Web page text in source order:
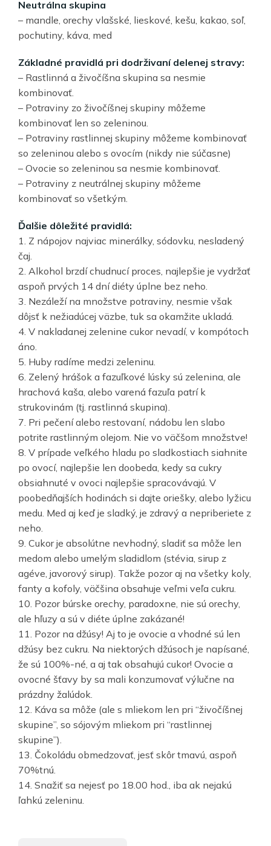
Neutrálna skupina
– mandle, orechy vlašské, lieskové, kešu, kakao, soľ,
pochutiny, káva, med
Základné pravidlá pri dodrživaní delenej stravy:
– Rastlinná a živočíšna skupina sa nesmie
kombinovať.
– Potraviny zo živočíšnej skupiny môžeme
kombinovať len so zeleninou.
– Potraviny rastlinnej skupiny môžeme kombinovať
so zeleninou alebo s ovocím (nikdy nie súčasne)
– Ovocie so zeleninou sa nesmie kombinovať.
– Potraviny z neutrálnej skupiny môžeme
kombinovať so všetkým.
Ďalšie dôležité pravidlá:
1. Z nápojov najviac minerálky, sódovku, nesladený
čaj.
2. Alkohol brzdí chudnucí proces, najlepšie je vydržať
aspoň prvých 14 dní diéty úplne bez neho.
3. Nezáleží na množstve potraviny, nesmie však
dôjsť k nežiadúcej väzbe, tuk sa okamžite ukladá.
4. V nakladanej zelenine cukor nevadí, v kompótoch
áno.
5. Huby radíme medzi zeleninu.
6. Zelený hrášok a fazuľkové lúsky sú zelenina, ale
hrachová kaša, alebo varená fazuľa patrí k
strukovinám (tj. rastlinná skupina).
7. Pri pečení alebo restovaní, nádobu len slabo
potrite rastlinným olejom. Nie vo väčšom množstve!
8. V prípade veľkého hladu po sladkostiach siahnite
po ovocí, najlepšie len doobeda, kedy sa cukry
obsiahnuté v ovoci najlepšie spracovávajú. V
poobedňajších hodinách si dajte oriešky, alebo lyžicu
medu. Med aj keď je sladký, je zdravý a nepriberiete z
neho.
9. Cukor je absolútne nevhodný, sladiť sa môže len
medom alebo umelým sladidlom (stévia, sirup z
agéve, javorový sirup). Takže pozor aj na všetky koly,
fanty a kofoly, väčšina obsahuje veľmi veľa cukru.
10. Pozor búrske orechy, paradoxne, nie sú orechy,
ale hľuzy a sú v diéte úplne zakázané!
11. Pozor na džúsy! Aj to je ovocie a vhodné sú len
džúsy bez cukru. Na niektorých džúsoch je napísané,
že sú 100%-né, a aj tak obsahujú cukor! Ovocie a
ovocné šťavy by sa mali konzumovať výlučne na
prázdny žalúdok.
12. Káva sa môže (ale s mliekom len pri “živočíšnej
skupine”, so sójovým mliekom pri “rastlinnej
skupine”).
13. Čokoládu obmedzovať, jesť skôr tmavú, aspoň
70%tnú.
14. Snažiť sa nejesť po 18.00 hod., iba ak nejakú
ľahkú zeleninu.